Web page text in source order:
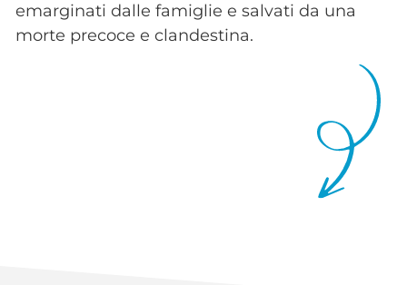
emarginati dalle famiglie e salvati da una
morte precoce e clandestina.